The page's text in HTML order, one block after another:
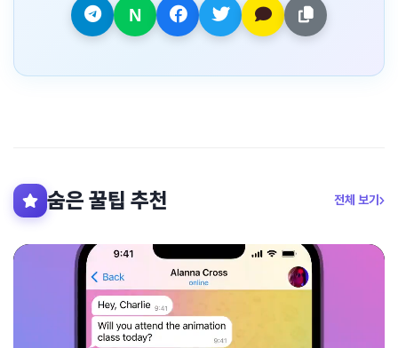
숨은 꿀팁 추천 전체 보기